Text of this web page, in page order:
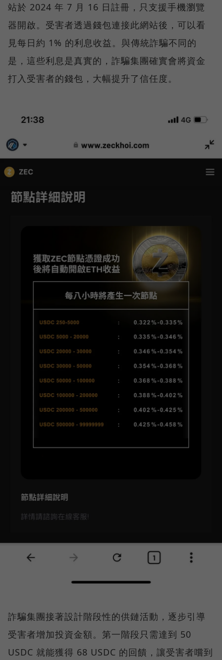
站於 2024 年 7 月 16 日註冊，只支援手機瀏覽
器開啟。受害者透過錢包連接此網站後，可以看
見每日約 1% 的利息收益。與傳統詐騙不同的
是，這些利息是真實的，詐騙集團確實會將資金
打入受害者的錢包，大幅提升了信任度。
詐騙集團接著設計階段性的供鏈活動，逐步引導
受害者增加投資金額。第一階段只需達到 50
USDC 就能獲得 68 USDC 的回饋，讓受害者嚐到